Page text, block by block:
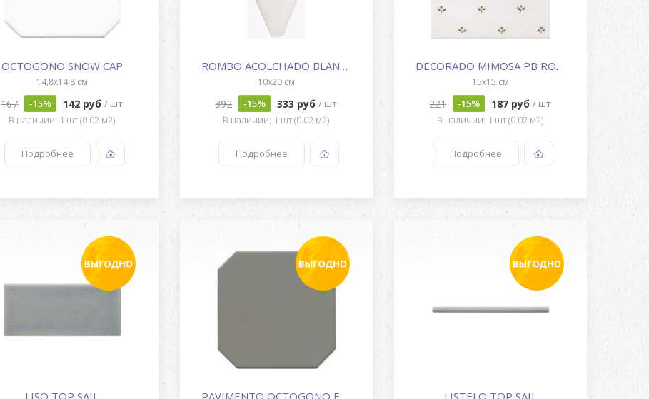
OCTOGONO SNOW CAP
14,8x14,8 см
167 -15% 142 руб/ шт
В наличии: 1 шт (0.02 м2)
Подробнее
ROMBO ACOLCHADO BLANCO Z
10x20 см
392 -15% 333 руб/ шт
В наличии: 1 шт (0.02 м2)
Подробнее
DECORADO MIMOSA PB ROSA C/C B
15x15 см
221 -15% 187 руб/ шт
В наличии: 1 шт (0.02 м2)
Подробнее
LISO TOP SAIL PAVIMENTO OCTOGONO EUCALYPTUS LISTELO TOP SAIL